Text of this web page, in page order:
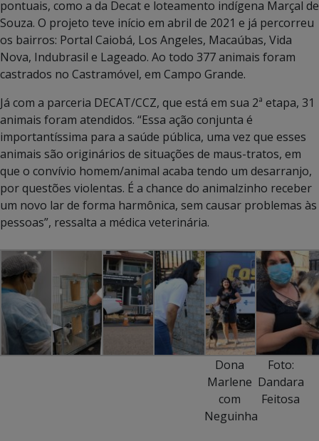
pontuais, como a da Decat e loteamento indígena Marçal de
Souza. O projeto teve início em abril de 2021 e já percorreu
os bairros: Portal Caiobá, Los Angeles, Macaúbas, Vida
Nova, Indubrasil e Lageado. Ao todo 377 animais foram
castrados no Castramóvel, em Campo Grande.
Já com a parceria DECAT/CCZ, que está em sua 2ª etapa, 31
animais foram atendidos. “Essa ação conjunta é
importantíssima para a saúde pública, uma vez que esses
animais são originários de situações de maus-tratos, em
que o convívio homem/animal acaba tendo um desarranjo,
por questões violentas. É a chance do animalzinho receber
um novo lar de forma harmônica, sem causar problemas às
pessoas”, ressalta a médica veterinária.
Dona
Marlene
com
Neguinha
Foto:
Dandara
Feitosa